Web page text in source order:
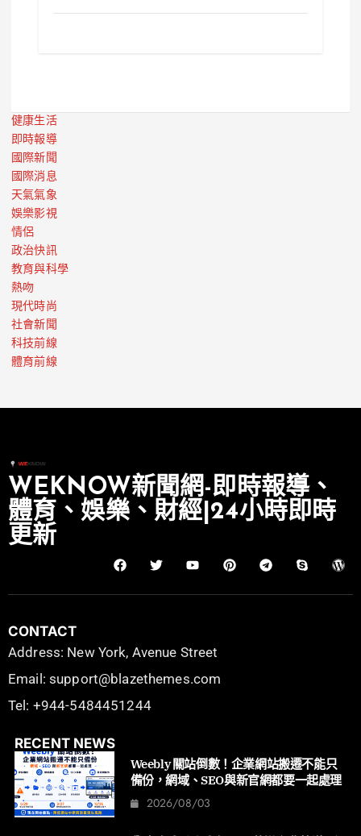
健康生活
即時報導
國際新聞
國際消息
天氣氣象
娛樂影視
情侶
政治快訊
教育與科學
熱吻
現代時尚
社會新聞
科技前線
體育前線
WEKNOW新聞網-即時報導、
體育、娛樂、財經|24小時即時
更新
CONTACT
Address: New York, Avenue Street
Email: support@blazethemes.com
Tel: +944-5484451244
RECENT NEWS
Weebly 關站倒數！企業網站搬遷不能只
備份，網域、SEO與新官網都要一起處理
2026/08/03